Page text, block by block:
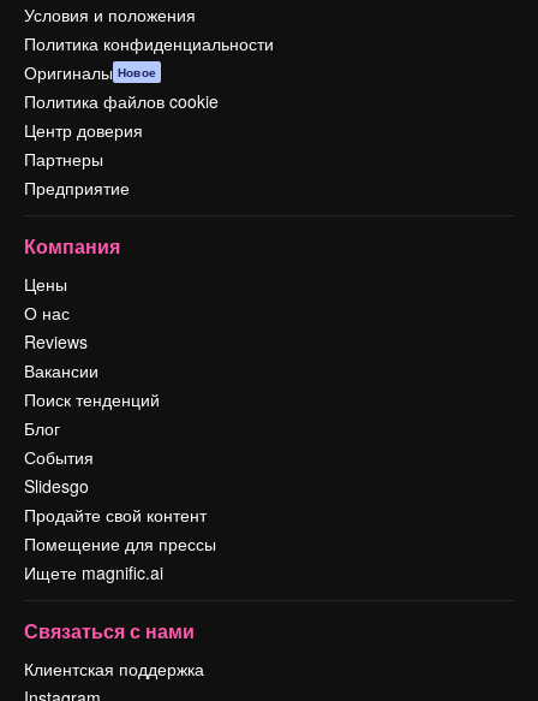
Условия и положения
Политика конфиденциальности
Оригиналы Новое
Политика файлов cookie
Центр доверия
Партнеры
Предприятие
Компания
Цены
О нас
Reviews
Вакансии
Поиск тенденций
Блог
События
Slidesgo
Продайте свой контент
Помещение для прессы
Ищете magnific.ai
Связаться с нами
Клиентская поддержка